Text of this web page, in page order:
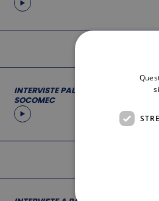
INTERVISTE PALERMO: IMAGIN'ACT
SOCOMEC